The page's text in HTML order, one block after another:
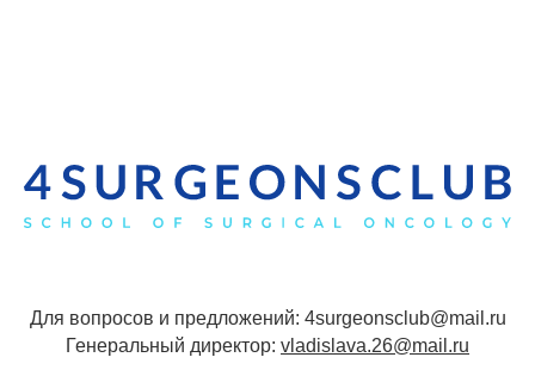
Для вопросов и предложений: 4surgeonsclub@mail.ru
Генеральный директор: vladislava.26@mail.ru